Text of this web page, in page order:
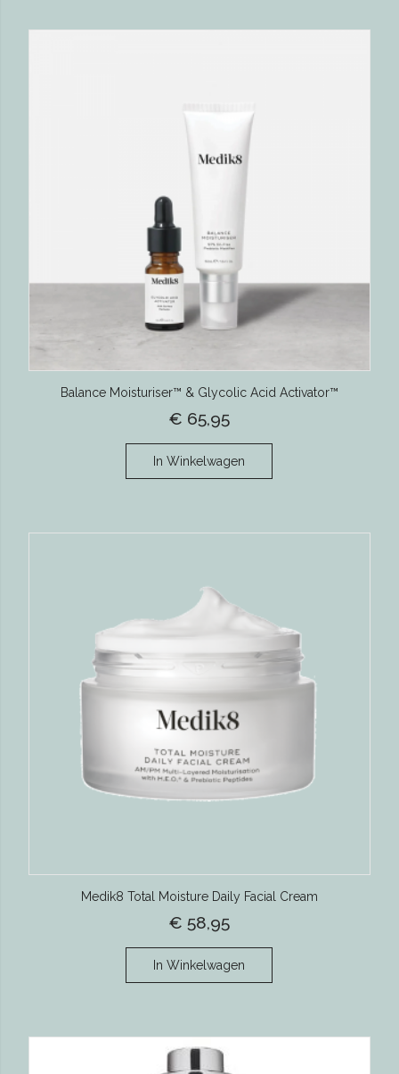
Balance Moisturiser™ & Glycolic Acid Activator™
€ 65,95
In Winkelwagen
Medik8 Total Moisture Daily Facial Cream
€ 58,95
In Winkelwagen